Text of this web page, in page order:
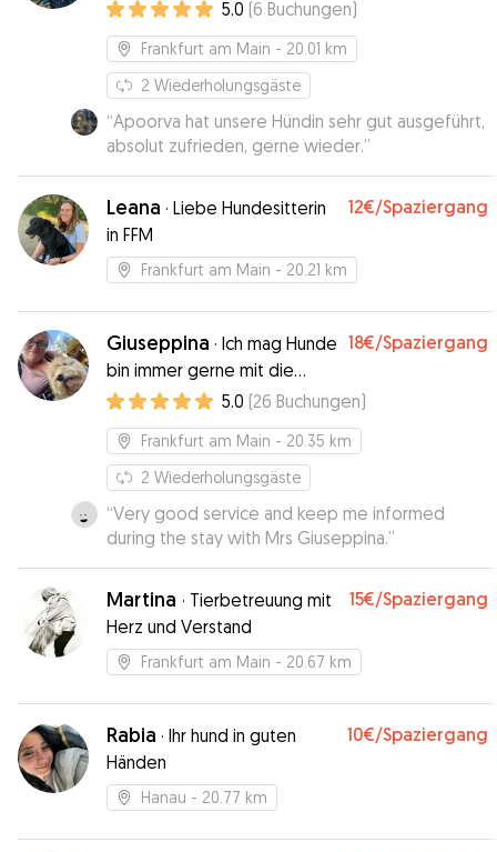
5.0 (6 Buchungen)
Frankfurt am Main - 20.01 km
2 Wiederholungsgäste
“Apoorva hat unsere Hündin sehr gut ausgeführt,
absolut zufrieden, gerne wieder.”
Leana · Liebe Hundesitterin
in FFM
12€/Spaziergang
Frankfurt am Main - 20.21 km
Giuseppina · Ich mag Hunde
bin immer gerne mit die
Hunde draußen und hab
immer sehr viel Spaß mit dem
und hab immer sehr viel Lust
mit dem raus zu sein
18€/Spaziergang
5.0 (26 Buchungen)
Frankfurt am Main - 20.35 km
2 Wiederholungsgäste
“Very good service and keep me informed
during the stay with Mrs Giuseppina.”
Martina · Tierbetreuung mit
Herz und Verstand
15€/Spaziergang
Frankfurt am Main - 20.67 km
Rabia · Ihr hund in guten
Händen
10€/Spaziergang
Hanau - 20.77 km